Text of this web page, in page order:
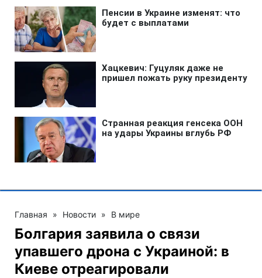
Главная » Новости » В мире
Болгария заявила о связи
упавшего дрона с Украиной: в
Киеве отреагировали